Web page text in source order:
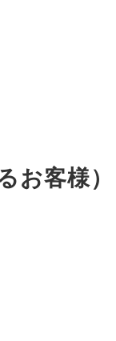
お客様）